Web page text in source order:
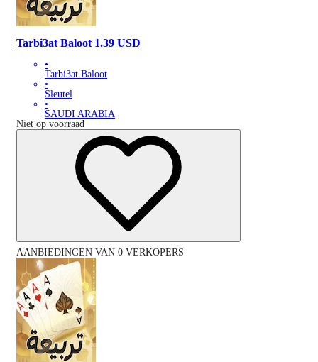
Tarbi3at Baloot 1.39 USD
•
Tarbi3at Baloot
•
Sleutel
•
SAUDI ARABIA
Niet op voorraad
AANBIEDINGEN VAN 0 VERKOPERS